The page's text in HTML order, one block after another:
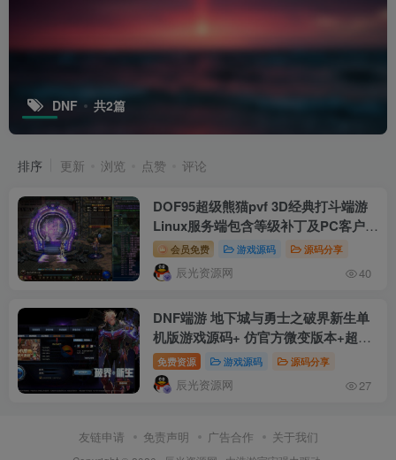
DNF 共2篇
排序 更新 浏览 点赞 评论
DOF95超级熊猫pvf 3D经典打斗端游
Linux服务端包含等级补丁及PC客户端
和搭建教程
会员免费 游戏源码 源码分享
辰光资源网 40
DNF端游 地下城与勇士之破界新生单
机版游戏源码+ 仿官方微变版本+超多
职业
免费资源 游戏源码 源码分享
辰光资源网 27
友链申请 免责声明 广告合作 关于我们